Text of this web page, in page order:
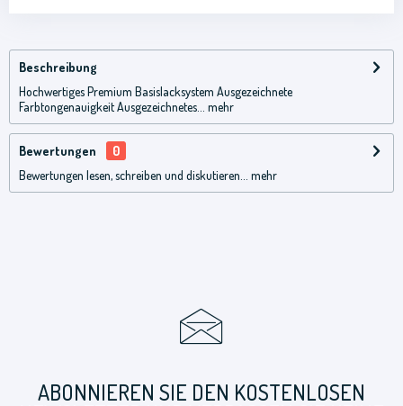
Beschreibung
Hochwertiges Premium Basislacksystem Ausgezeichnete
Farbtongenauigkeit Ausgezeichnetes...
mehr
Bewertungen
0
Bewertungen lesen, schreiben und diskutieren...
mehr
ABONNIEREN SIE DEN KOSTENLOSEN